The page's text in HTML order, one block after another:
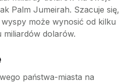
Palm Jumeirah. Szacuje się,
może wynosić od kilku
miliardów dolarów.
państwa-miasta na